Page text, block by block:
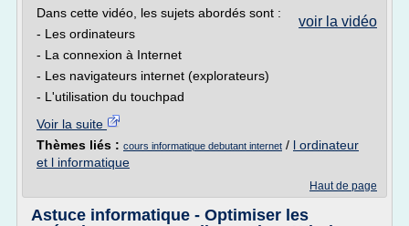
voir la vidéo
Dans cette vidéo, les sujets abordés sont :
- Les ordinateurs
- La connexion à Internet
- Les navigateurs internet (explorateurs)
- L'utilisation du touchpad
Voir la suite
Thèmes liés : cours informatique debutant internet / l ordinateur
et l informatique
Haut de page
Astuce informatique - Optimiser les